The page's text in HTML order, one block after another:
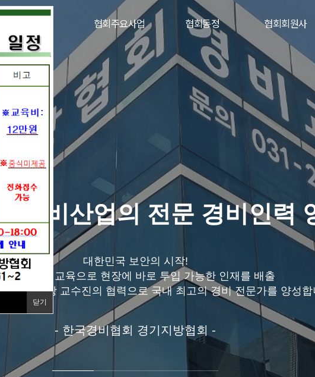
닫기
협회주요사업 협회동정 협회회원사
경비산업의 전문 경비인력
대한민국 보안의 시작!
무 중심의 교육으로 현장에 바로 투입 가능한 인재를 배출
과 베테랑 교수진의 협력으로 국내 최고의 경비 전문가를 양성합
- 한국경비협회 경기지방협회 -